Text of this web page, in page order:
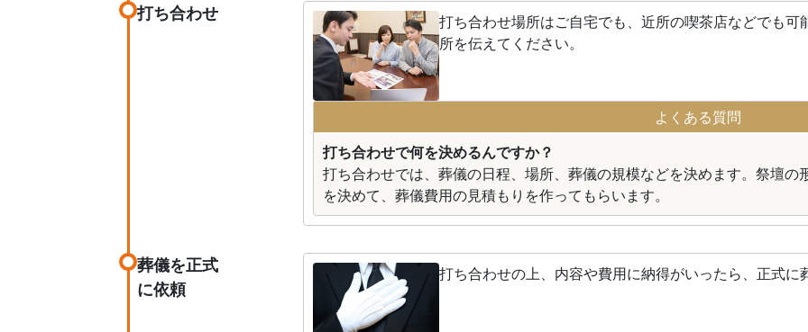
打ち合わせ
打ち合わせ場所はご自宅でも、近所の喫茶店などでも
所を伝えてください。
よくある質問
打ち合わせで何を決めるんですか？
打ち合わせでは、葬儀の日程、場所、葬儀の規模などを決めます。祭壇
を決めて、葬儀費用の見積もりを作ってもらいます。
葬儀を正式
に依頼
打ち合わせの上、内容や費用に納得がいったら、正式に